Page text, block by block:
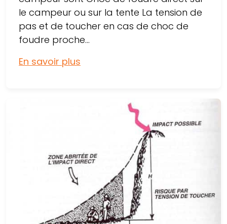
le campeur ou sur la tente La tension de
pas et de toucher en cas de choc de
foudre proche...
En savoir plus